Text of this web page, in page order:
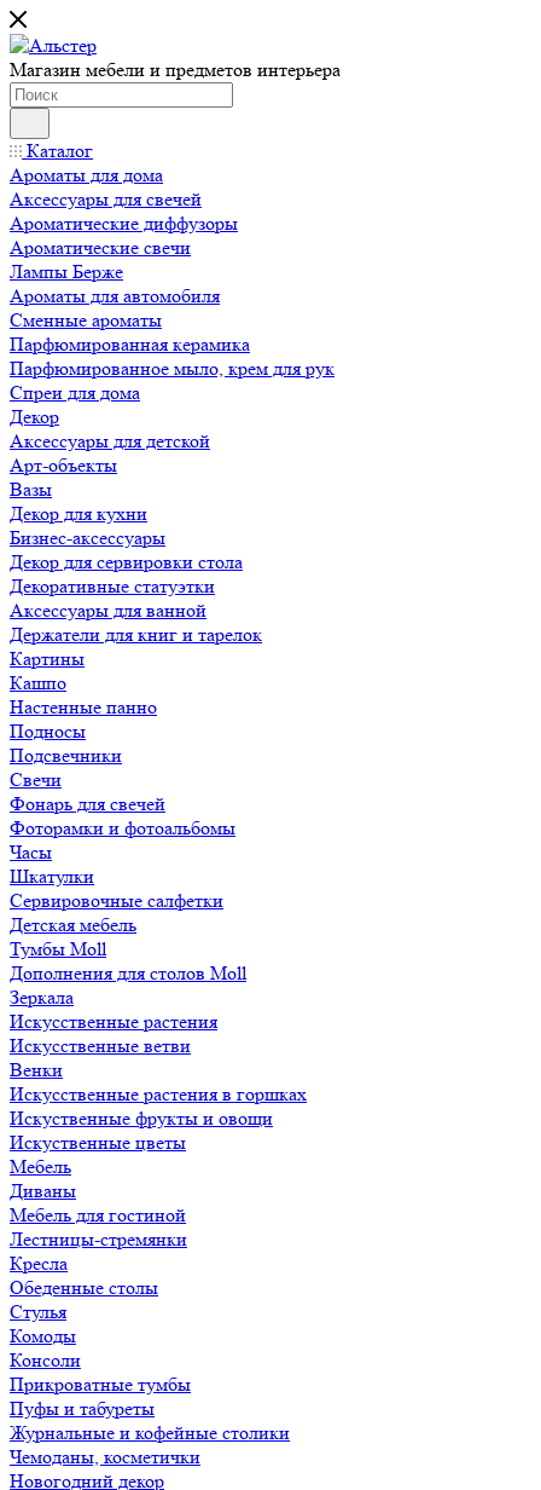
Магазин мебели и предметов интерьера
Каталог
Ароматы для дома
Аксессуары для свечей
Ароматические диффузоры
Ароматические свечи
Лампы Берже
Ароматы для автомобиля
Сменные ароматы
Парфюмированная керамика
Парфюмированное мыло, крем для рук
Спреи для дома
Декор
Аксессуары для детской
Арт-объекты
Вазы
Декор для кухни
Бизнес-аксессуары
Декор для сервировки стола
Декоративные статуэтки
Аксессуары для ванной
Держатели для книг и тарелок
Картины
Кашпо
Настенные панно
Подносы
Подсвечники
Свечи
Фонарь для свечей
Фоторамки и фотоальбомы
Часы
Шкатулки
Сервировочные салфетки
Детская мебель
Тумбы Moll
Дополнения для столов Moll
Зеркала
Искусственные растения
Искусственные ветви
Венки
Искусственные растения в горшках
Искуственные фрукты и овощи
Искуственные цветы
Мебель
Диваны
Мебель для гостиной
Лестницы-стремянки
Кресла
Обеденные столы
Стулья
Комоды
Консоли
Прикроватные тумбы
Пуфы и табуреты
Журнальные и кофейные столики
Чемоданы, косметички
Новогодний декор